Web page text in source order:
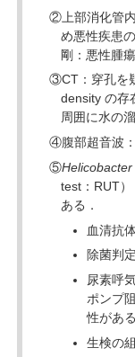
②上部消化管
め悪性疾患
剛：悪性腫
③CT：穿孔を
density の存
周囲に水の
④腹部超音波
⑤Helicobacter
test：RUT
ある．
血清抗
除菌判
尿素呼
ポンプ
性があ
生検の